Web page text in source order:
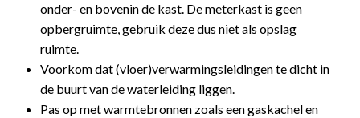
onder- en bovenin de kast. De meterkast is geen
opbergruimte, gebruik deze dus niet als opslag
ruimte.
Voorkom dat (vloer)verwarmingsleidingen te dicht in
de buurt van de waterleiding liggen.
Pas op met warmtebronnen zoals een gaskachel en